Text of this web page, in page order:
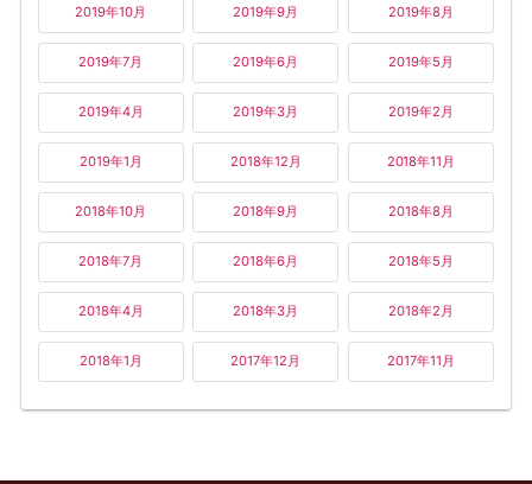
2019年10月 2019年9月 2019年8月
2019年7月 2019年6月 2019年5月
2019年4月 2019年3月 2019年2月
2019年1月 2018年12月 2018年11月
2018年10月 2018年9月 2018年8月
2018年7月 2018年6月 2018年5月
2018年4月 2018年3月 2018年2月
2018年1月 2017年12月 2017年11月